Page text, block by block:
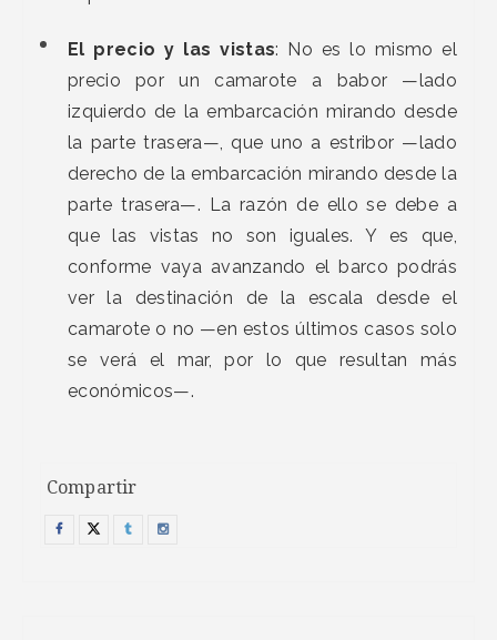
El precio y las vistas: No es lo mismo el
precio por un camarote a babor —lado
izquierdo de la embarcación mirando desde
la parte trasera—, que uno a estribor —lado
derecho de la embarcación mirando desde la
parte trasera—. La razón de ello se debe a
que las vistas no son iguales. Y es que,
conforme vaya avanzando el barco podrás
ver la destinación de la escala desde el
camarote o no —en estos últimos casos solo
se verá el mar, por lo que resultan más
económicos—.
Compartir